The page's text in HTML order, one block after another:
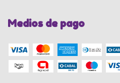
Medios de pago